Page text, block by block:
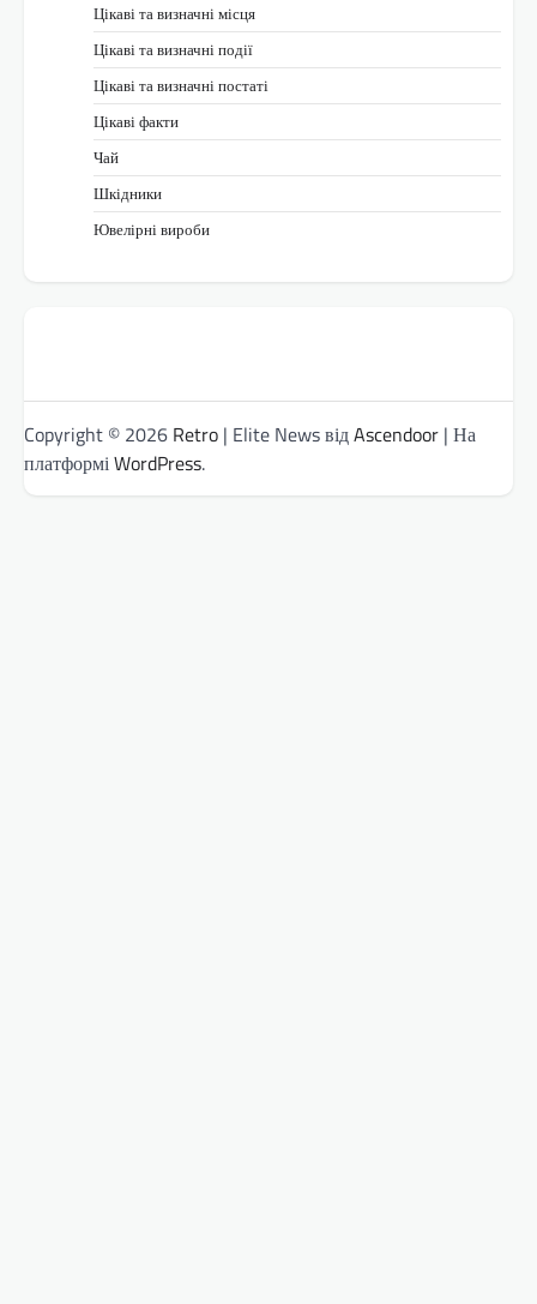
Цікаві та визначні місця
Цікаві та визначні події
Цікаві та визначні постаті
Цікаві факти
Чай
Шкідники
Ювелірні вироби
Copyright © 2026 Retro | Elite News відAscendoor | На
платформіWordPress.